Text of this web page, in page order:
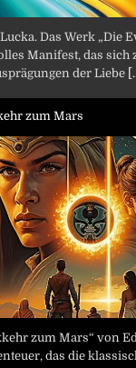
Das Werk „Die
Manifest, das sich
der Liebe
zum Mars
zum Mars“ von
das die